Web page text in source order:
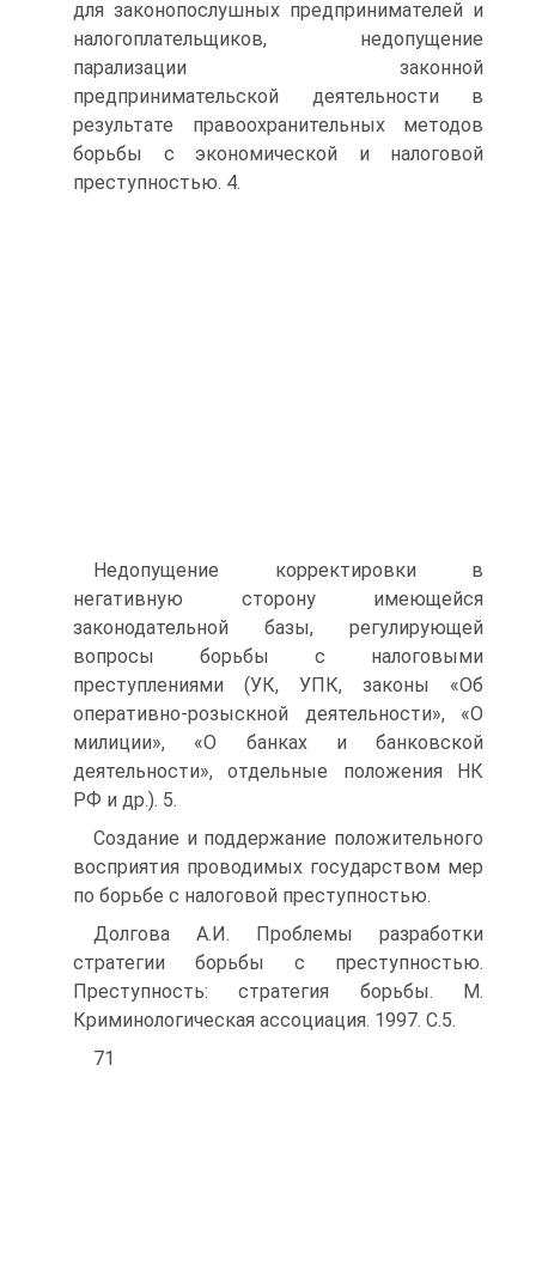
для законопослушных предпринимателей и
налогоплательщиков, недопущение
парализации законной
предпринимательской деятельности в
результате правоохранительных методов
борьбы с экономической и налоговой
преступностью. 4.
Недопущение корректировки в
негативную сторону имеющейся
законодательной базы, регулирующей
вопросы борьбы с налоговыми
преступлениями (УК, УПК, законы «Об
оперативно-розыскной деятельности», «О
милиции», «О банках и банковской
деятельности», отдельные положения НК
РФ и др.). 5.
Создание и поддержание положительного
восприятия проводимых государством мер
по борьбе с налоговой преступностью.
Долгова А.И. Проблемы разработки
стратегии борьбы с преступностью.
Преступность: стратегия борьбы. М.
Криминологическая ассоциация. 1997. С.5.
71